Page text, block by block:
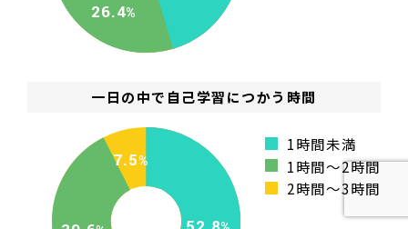
26.4
一日の中で自己学習につかう時間
7.5
1時間未満
1時間～2時間
2時間～3時間